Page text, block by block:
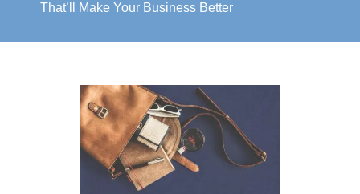
That’ll Make Your Business Better